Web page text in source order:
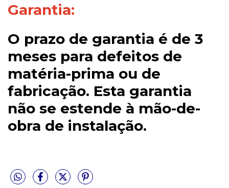
Garantia:
O prazo de garantia é de 3
meses para defeitos de
matéria-prima ou de
fabricação. Esta garantia
não se estende à mão-de-
obra de instalação.